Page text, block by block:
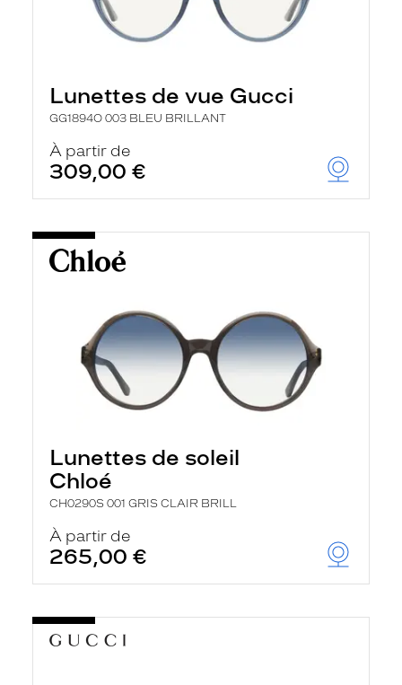
Lunettes de vue Gucci
GG1894O 003 BLEU BRILLANT
À partir de
309,00 €
Lunettes de soleil
Chloé
CH0290S 001 GRIS CLAIR BRILL
À partir de
265,00 €